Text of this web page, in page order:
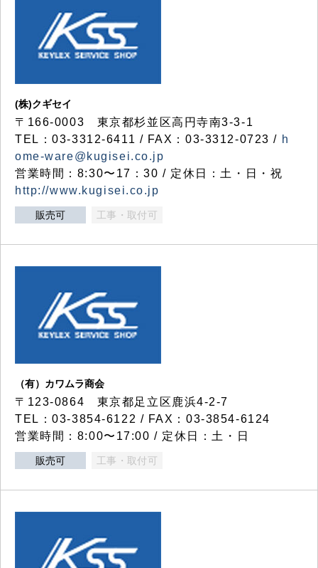
(株)クギセイ
〒166-0003 東京都杉並区高円寺南3-3-1
TEL：03-3312-6411 / FAX：03-3312-0723 / h
ome-ware@kugisei.co.jp
営業時間：8:30〜17：30 / 定休日：土・日・祝
http://www.kugisei.co.jp
販売可 工事・取付可
（有）カワムラ商会
〒123-0864 東京都足立区鹿浜4-2-7
TEL：03-3854-6122 / FAX：03-3854-6124
営業時間：8:00〜17:00 / 定休日：土・日
販売可 工事・取付可